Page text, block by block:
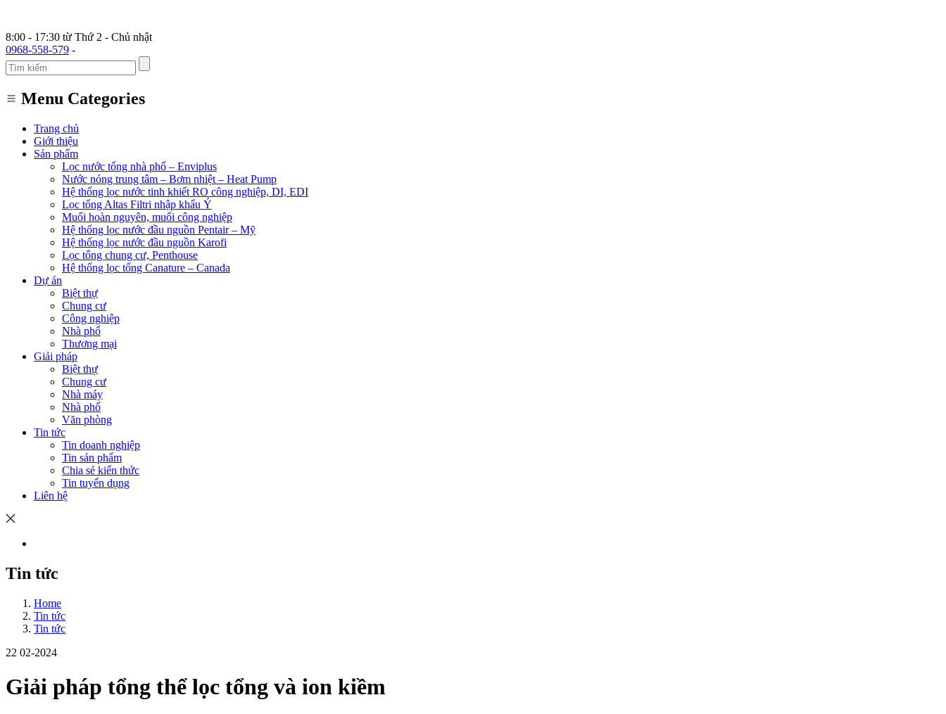
8:00 - 17:30 từ Thứ 2 - Chủ nhật
0968-558-579 -
Menu Categories
Trang chủ
Giới thiệu
Sản phẩm
Lọc nước tổng nhà phố – Enviplus
Nước nóng trung tâm – Bơm nhiệt – Heat Pump
Hệ thống lọc nước tinh khiết RO công nghiệp, DI, EDI
Lọc tổng Altas Filtri nhập khẩu Ý
Muối hoàn nguyên, muối công nghiệp
Hệ thống lọc nước đầu nguồn Pentair – Mỹ
Hệ thống lọc nước đầu nguồn Karofi
Lọc tổng chung cư, Penthouse
Hệ thống lọc tổng Canature – Canada
Dự án
Biệt thự
Chung cư
Công nghiệp
Nhà phố
Thương mại
Giải pháp
Biệt thự
Chung cư
Nhà máy
Nhà phố
Văn phòng
Tin tức
Tin doanh nghiệp
Tin sản phẩm
Chia sẻ kiến thức
Tin tuyển dụng
Liên hệ
Tin tức
Home
Tin tức
Tin tức
22 02-2024
Giải pháp tổng thể lọc tổng và ion kiềm